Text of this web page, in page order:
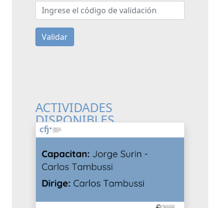
Ingrese el código de validación
Validar
ACTIVIDADES
DISPONIBLES